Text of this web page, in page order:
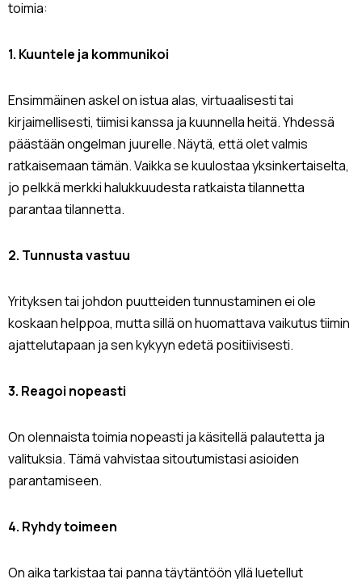
toimia:
1. Kuuntele ja kommunikoi
Ensimmäinen askel on istua alas, virtuaalisesti tai
kirjaimellisesti, tiimisi kanssa ja kuunnella heitä. Yhdessä
päästään ongelman juurelle. Näytä, että olet valmis
ratkaisemaan tämän. Vaikka se kuulostaa yksinkertaiselta,
jo pelkkä merkki halukkuudesta ratkaista tilannetta
parantaa tilannetta.
2. Tunnusta vastuu
Yrityksen tai johdon puutteiden tunnustaminen ei ole
koskaan helppoa, mutta sillä on huomattava vaikutus tiimin
ajattelutapaan ja sen kykyyn edetä positiivisesti.
3. Reagoi nopeasti
On olennaista toimia nopeasti ja käsitellä palautetta ja
valituksia. Tämä vahvistaa sitoutumistasi asioiden
parantamiseen.
4. Ryhdy toimeen
On aika tarkistaa tai panna täytäntöön yllä luetellut